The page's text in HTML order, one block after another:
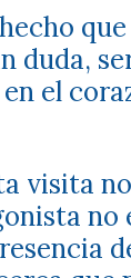
duda,
el
visita
no